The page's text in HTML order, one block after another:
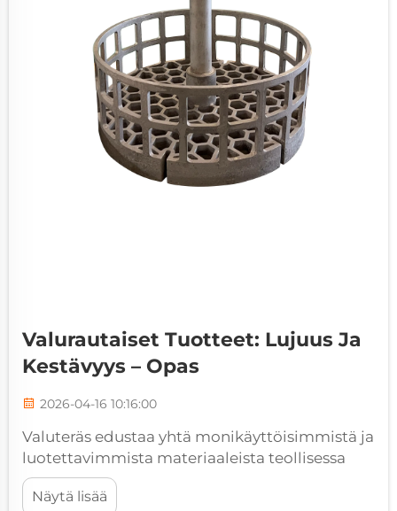
Valurautaiset Tuotteet: Lujuus Ja
Kestävyys – Opas
2026-04-16 10:16:00
Valuteräs edustaa yhtä monikäyttöisimmistä ja
luotettavimmista materiaaleista teollisessa
valmistuksessa, tarjoaen erinomaisia
lujuusominaisuuksia, jotka tekevät siitä
Näytä lisää